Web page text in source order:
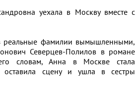
уехала в Москву вместе с
реальные фамилии вымышленными,
Северцев-Полилов в романе
словам, Анна в Москве стала
оставила сцену и ушла в сестры